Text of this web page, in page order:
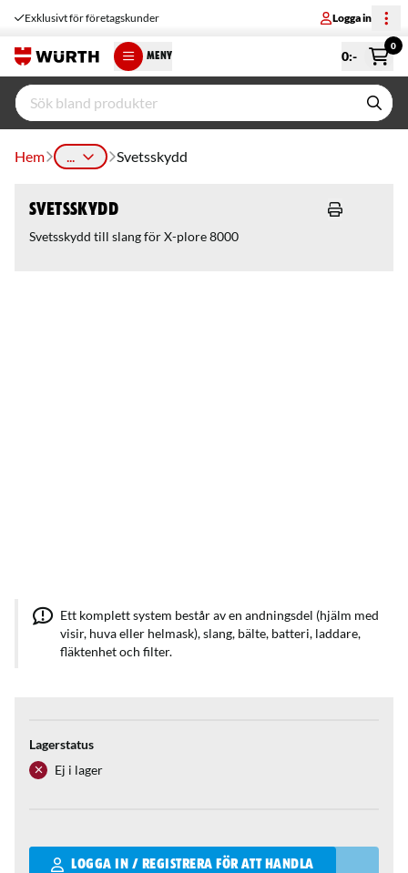
Exklusivt för företagskunder Logga in
MENY 0:-
0
Hem ... Svetsskydd
Svetsskydd
Svetsskydd till slang för X-plore 8000
Ett komplett system består av en andningsdel (hjälm med
visir, huva eller helmask), slang, bälte, batteri, laddare,
fläktenhet och filter.
Lagerstatus
Ej i lager
LOGGA IN / REGISTRERA FÖR ATT HANDLA
Qantity